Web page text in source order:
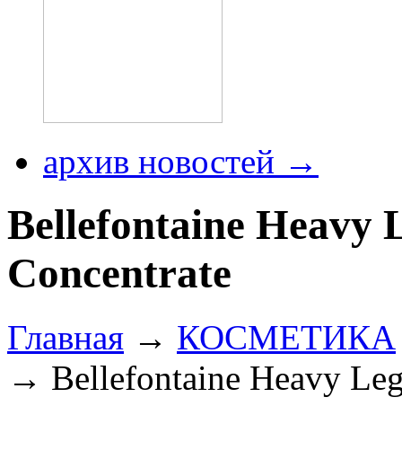
архив новостей →
Bellefontaine Heavy
Concentrate
Главная → КОСМЕТИКА
→ Bellefontaine Heavy